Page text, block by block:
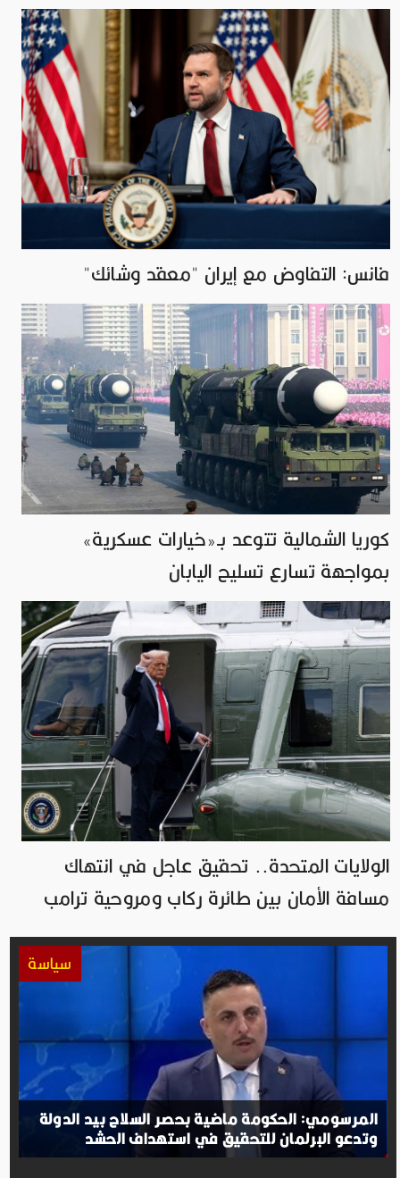
فانس: التفاوض مع إيران "معقد وشائك"
كوريا الشمالية تتوعد بـ«خيارات عسكرية»
بمواجهة تسارع تسليح اليابان
الولايات المتحدة.. تحقيق عاجل في انتهاك
مسافة الأمان بين طائرة ركاب ومروحية ترامب
سياسة
المرسومي: الحكومة ماضية بحصر السلاح بيد الدولة
وتدعو البرلمان للتحقيق في استهداف الحشد